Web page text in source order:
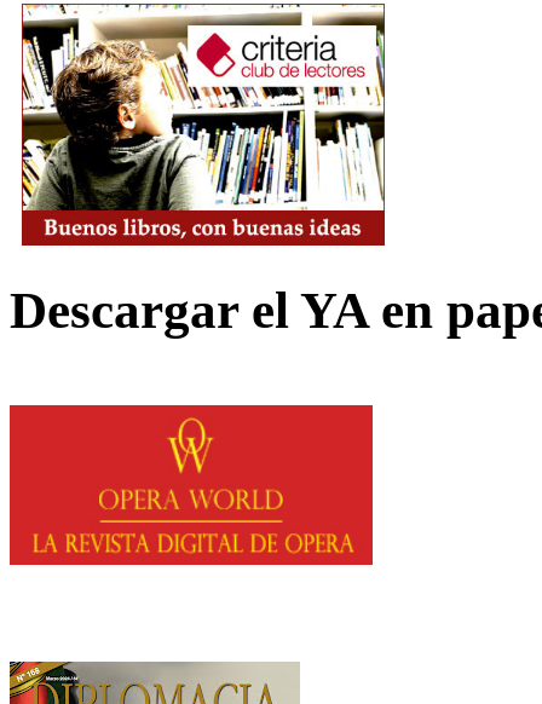
Descargar el YA en